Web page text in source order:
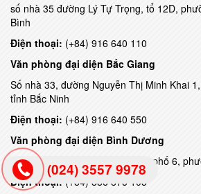
số nhà 35 đường Lý Tự Trọng, tổ 12D,
Bình
Điện thoại: (+84) 916 640 110
Văn phòng đại diện Bắc Giang
Số nhà 33, đường Nguyễn Thị Minh Khai
tỉnh Bắc Ninh
Điện thoại: (+84) 916 640 550
Văn phòng đại diện Bình Dương
Số 148 Đại Lộ Bình Dương, khu phố 6,
Điện thoại: (+84) 886 875 105
(024) 3557 9978